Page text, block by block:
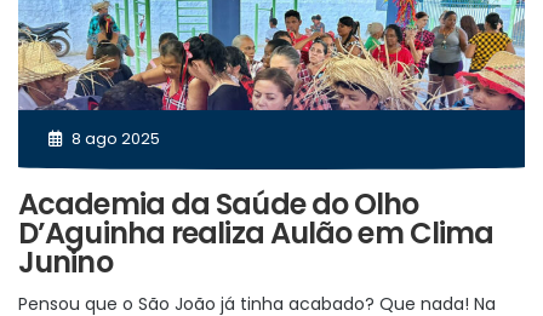
8 ago 2025
Academia da Saúde do Olho
D’Aguinha realiza Aulão em Clima
Junino
Pensou que o São João já tinha acabado? Que nada! Na